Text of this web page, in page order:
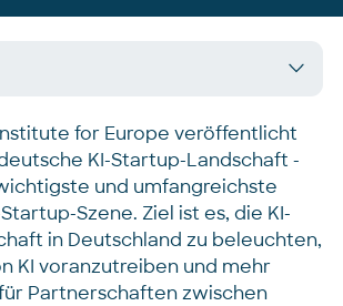
for Europe veröffentlicht
KI-Startup-Landschaft -
und umfangreichste
Szene. Ziel ist es, die KI-
in Deutschland zu beleuchten,
KI voranzutreiben und mehr
Partnerschaften zwischen